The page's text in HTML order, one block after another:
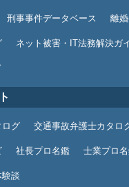
刑事事件データベース 離
ネット被害・IT法務解決ガ
ログ 交通事故弁護士カタロ
社長プロ名鑑 士業プロ
談